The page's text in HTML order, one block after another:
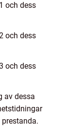
och dess
och dess
och dess
av dessa